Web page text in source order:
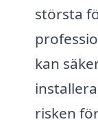
största
kan
risken